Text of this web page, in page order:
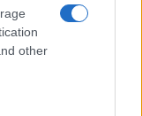
other